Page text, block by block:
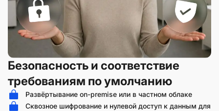
Безопасность и соответствие
требованиям по умолчанию
Развёртывание on-premise или в частном облаке
Сквозное шифрование и нулевой доступ к данным для